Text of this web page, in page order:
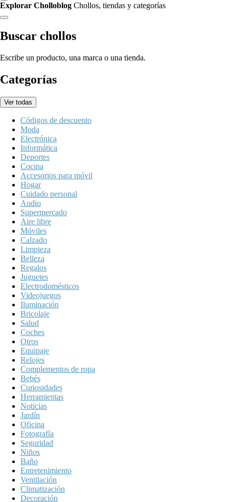
Explorar Cholloblog Chollos, tiendas y categorías
Buscar chollos
Escribe un producto, una marca o una tienda.
Categorías
Ver todas
Códigos de descuento
Moda
Electrónica
Informática
Deportes
Cocina
Accesorios para móvil
Hogar
Cuidado personal
Audio
Supermercado
Aire libre
Móviles
Calzado
Limpieza
Belleza
Regalos
Juguetes
Electrodomésticos
Videojuegos
Iluminación
Bricolaje
Salud
Coches
Otros
Equipaje
Relojes
Complementos de ropa
Bebés
Curiosidades
Herramientas
Noticias
Jardín
Oficina
Fotografía
Seguridad
Niños
Baño
Entretenimiento
Ventilación
Climatización
Decoración